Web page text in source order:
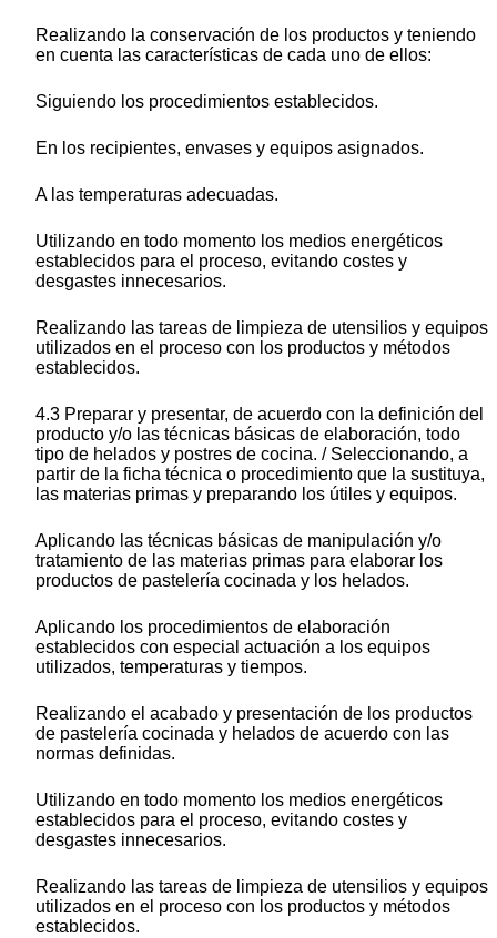
Realizando la conservación de los productos y teniendo
en cuenta las características de cada uno de ellos:
Siguiendo los procedimientos establecidos.
En los recipientes, envases y equipos asignados.
A las temperaturas adecuadas.
Utilizando en todo momento los medios energéticos
establecidos para el proceso, evitando costes y
desgastes innecesarios.
Realizando las tareas de limpieza de utensilios y equipos
utilizados en el proceso con los productos y métodos
establecidos.
4.3 Preparar y presentar, de acuerdo con la definición del
producto y/o las técnicas básicas de elaboración, todo
tipo de helados y postres de cocina. / Seleccionando, a
partir de la ficha técnica o procedimiento que la sustituya,
las materias primas y preparando los útiles y equipos.
Aplicando las técnicas básicas de manipulación y/o
tratamiento de las materias primas para elaborar los
productos de pastelería cocinada y los helados.
Aplicando los procedimientos de elaboración
establecidos con especial actuación a los equipos
utilizados, temperaturas y tiempos.
Realizando el acabado y presentación de los productos
de pastelería cocinada y helados de acuerdo con las
normas definidas.
Utilizando en todo momento los medios energéticos
establecidos para el proceso, evitando costes y
desgastes innecesarios.
Realizando las tareas de limpieza de utensilios y equipos
utilizados en el proceso con los productos y métodos
establecidos.